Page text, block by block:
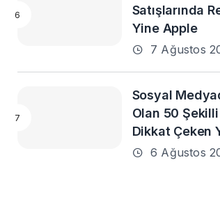
Satışlarında
Yine Apple
7 Ağustos
Sosyal
Olan 50 Şekilli
Dikkat Çeken
ve En Popüler
6 Ağustos